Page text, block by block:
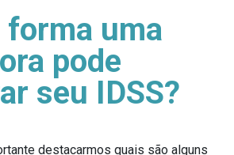
forma uma
pode
seu IDSS?
destacarmos quais são alguns